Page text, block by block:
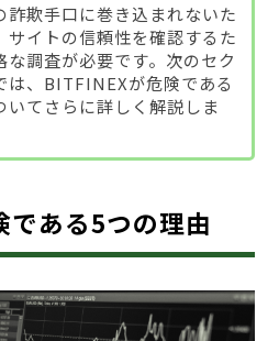
詐欺手口に巻き込まれないた
サイトの信頼性を確認するた
な調査が必要です。次のセク
は、BITFINEXが危険である
いてさらに詳しく解説しま
ある5つの理由